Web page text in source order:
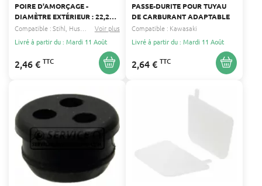
POIRE D'AMORÇAGE -
DIAMÈTRE EXTÉRIEUR : 22,2
MM - COMPATIBLE ZAMA
Compatible :Stihl Husqvarna ...
Voir plus
Livré à partir du : Mardi 11 Août
2,46 € TTC
PASSE-DURITE POUR TUYAU
DE CARBURANT ADAPTABLE
Compatible : Kawasaki
Livré à partir du : Mardi 11 Août
2,64 € TTC